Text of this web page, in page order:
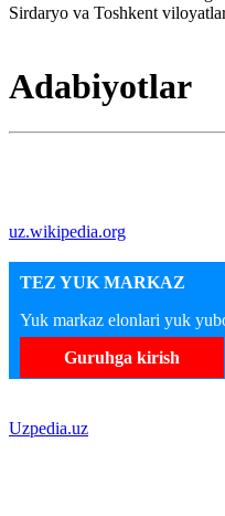
Sirdaryo va Toshkent
Adabiyotlar
uz.wikipedia.org
TEZ YUK MARKAZ
Yuk markaz elonlari yuk
Guruhga kirish
Uzpedia.uz